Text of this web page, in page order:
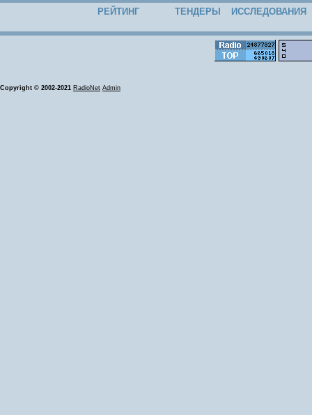
РЕЙТИНГ ТЕНДЕРЫ ИССЛЕДОВАНИЯ
Copyright © 2002-2021 RadioNet Admin